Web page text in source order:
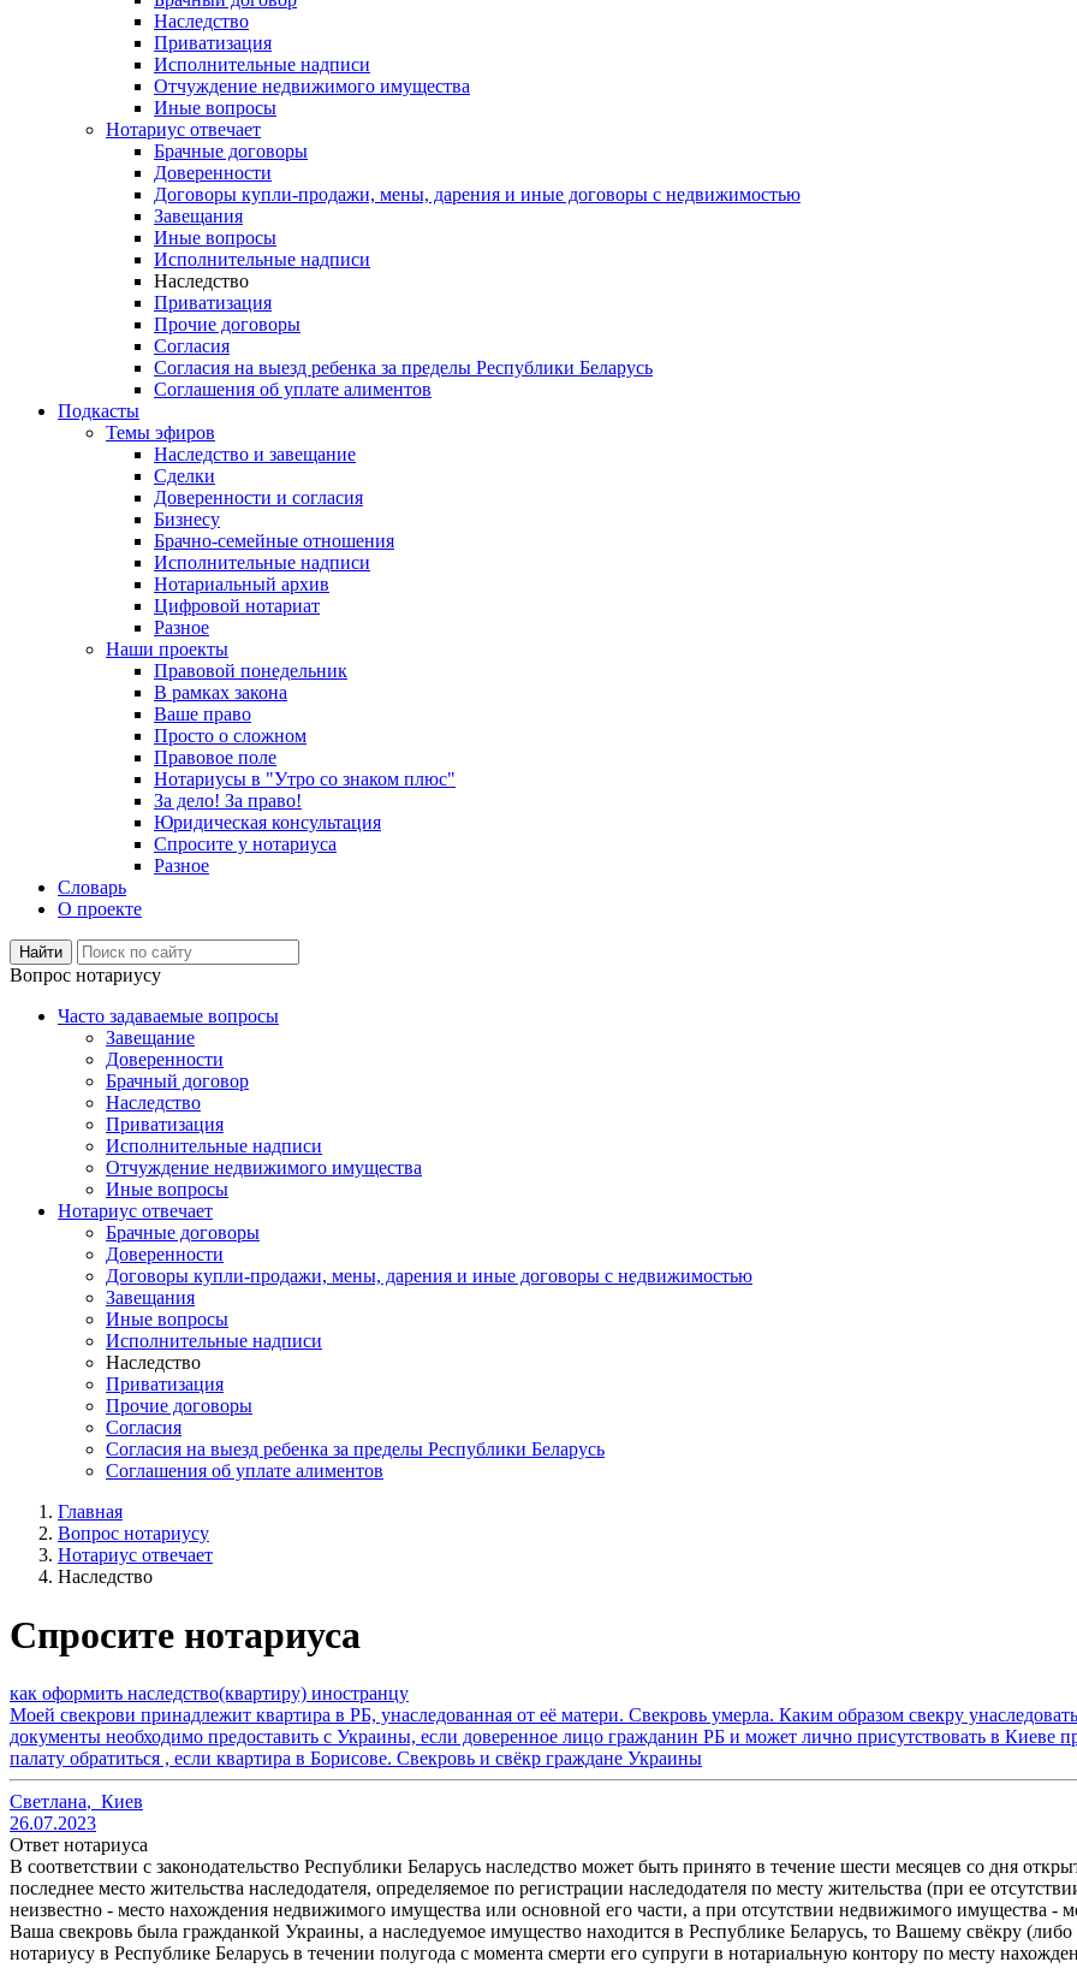
Наследство
Приватизация
Исполнительные надписи
Отчуждение недвижимого имущества
Иные вопросы
Нотариус отвечает
Брачные договоры
Доверенности
Договоры купли-продажи, мены, дарения и иные договоры с недвижимостью
Завещания
Иные вопросы
Исполнительные надписи
Наследство
Приватизация
Прочие договоры
Согласия
Согласия на выезд ребенка за пределы Республики Беларусь
Соглашения об уплате алиментов
Подкасты
Темы эфиров
Наследство и завещание
Сделки
Доверенности и согласия
Бизнесу
Брачно-семейные отношения
Исполнительные надписи
Нотариальный архив
Цифровой нотариат
Разное
Наши проекты
Правовой понедельник
В рамках закона
Ваше право
Просто о сложном
Правовое поле
Нотариусы в "Утро со знаком плюс"
За дело! За право!
Юридическая консультация
Спросите у нотариуса
Разное
Словарь
О проекте
Вопрос нотариусу
Часто задаваемые вопросы
Завещание
Доверенности
Брачный договор
Наследство
Приватизация
Исполнительные надписи
Отчуждение недвижимого имущества
Иные вопросы
Нотариус отвечает
Брачные договоры
Доверенности
Договоры купли-продажи, мены, дарения и иные договоры с недвижимостью
Завещания
Иные вопросы
Исполнительные надписи
Наследство
Приватизация
Прочие договоры
Согласия
Согласия на выезд ребенка за пределы Республики Беларусь
Соглашения об уплате алиментов
Главная
Вопрос нотариусу
Нотариус отвечает
Наследство
Спросите нотариуса
как оформить наследство(квартиру) иностранцу
Моей свекрови принадлежит квартира в РБ, унаследованная от её матери. Свекровь умерла. Каким образом свекру
документы необходимо предоставить с Украины, если доверенное лицо гражданин РБ и может лично присутствовать в Киеве
палату обратиться , если квартира в Борисове. Свекровь и свёкр граждане Украины
Светлана, Киев
26.07.2023
Ответ нотариуса
В соответствии с законодательство Республики Беларусь наследство может быть принято в течение шести месяцев со дня
последнее место жительства наследодателя, определяемое по регистрации наследодателя по месту жительства (при ее
неизвестно - место нахождения недвижимого имущества или основной его части, а при отсутствии недвижимого имущества -
Ваша свекровь была гражданкой Украины, а наследуемое имущество находится в Республике Беларусь, то Вашему свёкру
нотариусу в Республике Беларусь в течении полугода с момента смерти его супруги в нотариальную контору по месту